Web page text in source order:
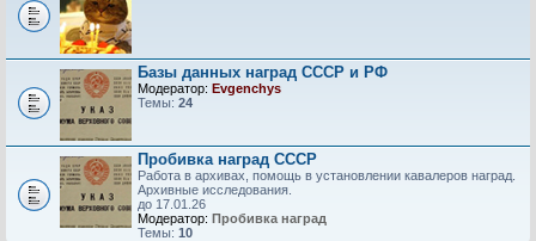
Базы данных наград СССР и РФ
Модератор: Evgenchys
Темы: 24
Пробивка наград СССР
Работа в архивах, помощь в установлении кавалеров наград.
Архивные исследования.
до 17.01.26
Модератор: Пробивка наград
Темы: 10